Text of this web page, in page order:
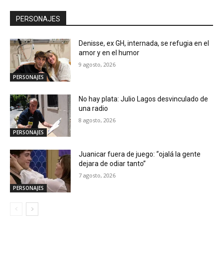
PERSONAJES
PERSONAJES
Denisse, ex GH, internada, se refugia en el
amor y en el humor
9 agosto, 2026
PERSONAJES
No hay plata: Julio Lagos desvinculado de
una radio
8 agosto, 2026
PERSONAJES
Juanicar fuera de juego: “ojalá la gente
dejara de odiar tanto”
7 agosto, 2026